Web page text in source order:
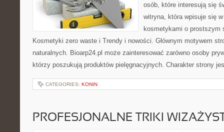
osób, które interesują się
witryna, która wpisuje się
kosmetykami o prostszym
Kosmetyki zero waste i Trendy i nowości. Głównym motywem
naturalnych. Bioarp24.pl może zainteresować zarówno osoby
którzy poszukują produktów pielęgnacyjnych. Charakter strony
CATEGORIES: KONIN
PROFESJONALNE TRIKI